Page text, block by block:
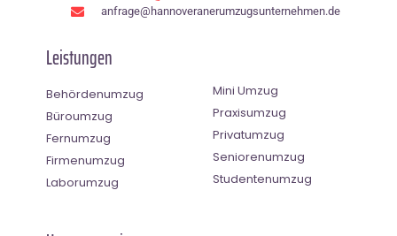
anfrage@hannoveranerumzugsunternehmen.de
Leistungen
Behördenumzug
Büroumzug
Fernumzug
Firmenumzug
Laborumzug
Mini Umzug
Praxisumzug
Privatumzug
Seniorenumzug
Studentenumzug